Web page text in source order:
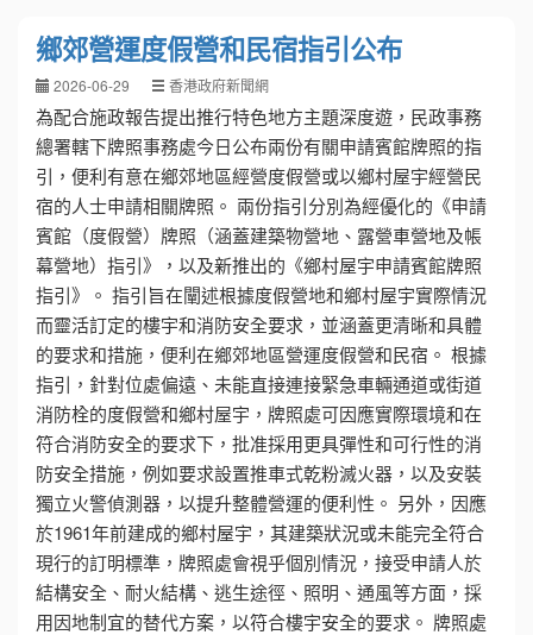
鄉郊營運度假營和民宿指引公布
2026-06-29 香港政府新聞網
為配合施政報告提出推行特色地方主題深度遊，民政事務
總署轄下牌照事務處今日公布兩份有關申請賓館牌照的指
引，便利有意在鄉郊地區經營度假營或以鄉村屋宇經營民
宿的人士申請相關牌照。 兩份指引分別為經優化的《申請
賓館（度假營）牌照（涵蓋建築物營地、露營車營地及帳
幕營地）指引》，以及新推出的《鄉村屋宇申請賓館牌照
指引》。 指引旨在闡述根據度假營地和鄉村屋宇實際情況
而靈活訂定的樓宇和消防安全要求，並涵蓋更清晰和具體
的要求和措施，便利在鄉郊地區營運度假營和民宿。 根據
指引，針對位處偏遠、未能直接連接緊急車輛通道或街道
消防栓的度假營和鄉村屋宇，牌照處可因應實際環境和在
符合消防安全的要求下，批准採用更具彈性和可行性的消
防安全措施，例如要求設置推車式乾粉滅火器，以及安裝
獨立火警偵測器，以提升整體營運的便利性。 另外，因應
於1961年前建成的鄉村屋宇，其建築狀況或未能完全符合
現行的訂明標準，牌照處會視乎個別情況，接受申請人於
結構安全、耐火結構、逃生途徑、照明、通風等方面，採
用因地制宜的替代方案，以符合樓宇安全的要求。 牌照處